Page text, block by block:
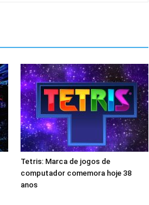
Tetris: Marca de jogos de
computador comemora hoje 38
anos